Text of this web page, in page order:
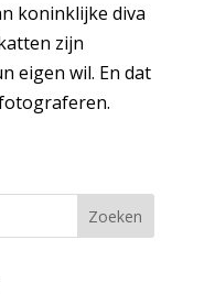
koninklijke diva
zijn
eigen wil. En dat
Zoeken